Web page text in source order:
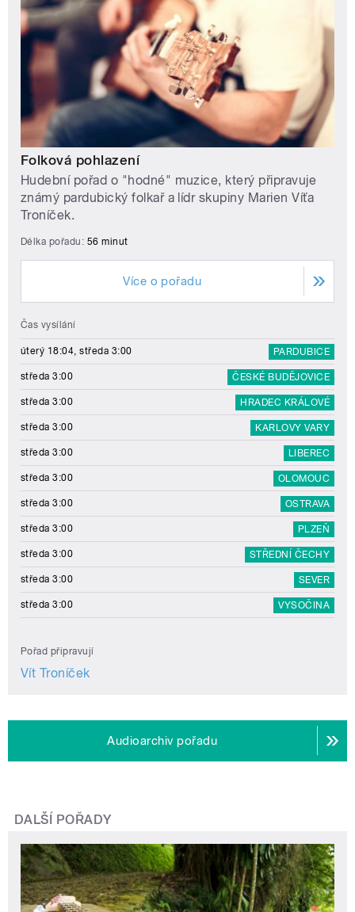
Folková pohlazení
Hudební pořad o "hodné" muzice, který připravuje
známý pardubický folkař a lídr skupiny Marien Víťa
Troníček.
Délka pořadu: 56 minut
Více o pořadu
Čas vysílání
úterý 18:04, středa 3:00 PARDUBICE
středa 3:00 ČESKÉ BUDĚJOVICE
středa 3:00 HRADEC KRÁLOVÉ
středa 3:00 KARLOVY VARY
středa 3:00 LIBEREC
středa 3:00 OLOMOUC
středa 3:00 OSTRAVA
středa 3:00 PLZEŇ
středa 3:00 STŘEDNÍ ČECHY
středa 3:00 SEVER
středa 3:00 VYSOČINA
Pořad připravují
Vít Troníček
Audioarchiv pořadu
DALŠÍ POŘADY